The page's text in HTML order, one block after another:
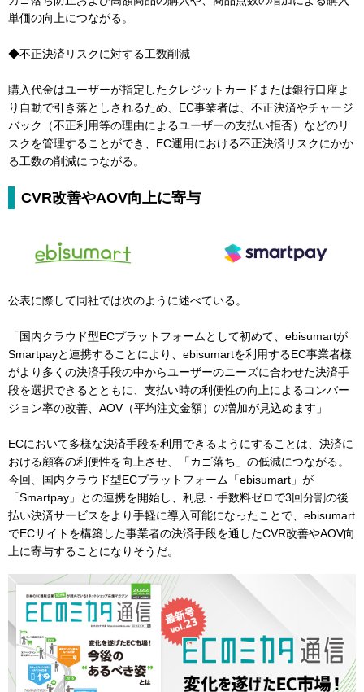
単価の向上につながる。
◆不正決済リスクに対する工数削減
購入代金はユーザーが指定したクレジットカードまたは銀行口座よ
り自動で引き落としされるため、EC事業者は、不正決済やチャージ
バック（不正利用等の理由によるユーザーの支払い拒否）などのリ
スクを管理することができ、EC運用における不正決済リスクにかか
る工数の削減につながる。
CVR改善やAOV向上に寄与
公表に際して同社では次のように述べている。
「国内クラウド型ECプラットフォームとして初めて、ebisumartが
Smartpayと連携することにより、ebisumartを利用するEC事業者様
がより多くの決済手段の中からユーザーのニーズに合わせた決済手
段を選択できるとともに、支払い時の利便性の向上によるコンバー
ジョン率の改善、AOV（平均注文金額）の増加が見込めます」
ECにおいて多様な決済手段を利用できるようにすることは、決済に
おける顧客の利便性を向上させ、「カゴ落ち」の低減につながる。
今回、国内クラウド型ECプラットフォーム「ebisumart」が
「Smartpay」との連携を開始し、利息・手数料ゼロで3回分割の後
払い決済サービスをより手軽に導入可能になったことで、ebisumart
でECサイトを構築した事業者の決済手段を通したCVR改善やAOV向
上に寄与することになりそうだ。